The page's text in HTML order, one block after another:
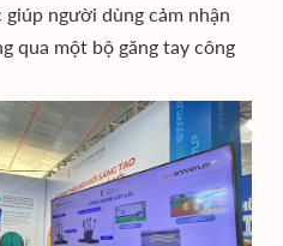
người dùng cảm nhận
qua một bộ găng tay công